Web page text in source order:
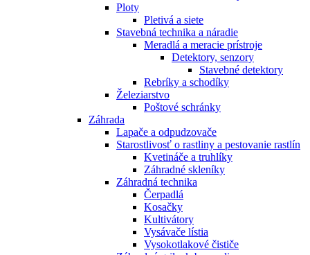
Ploty
Pletivá a siete
Stavebná technika a náradie
Meradlá a meracie prístroje
Detektory, senzory
Stavebné detektory
Rebríky a schodíky
Železiarstvo
Poštové schránky
Záhrada
Lapače a odpudzovače
Starostlivosť o rastliny a pestovanie rastlín
Kvetináče a truhlíky
Záhradné skleníky
Záhradná technika
Čerpadlá
Kosačky
Kultivátory
Vysávače lístia
Vysokotlakové čističe